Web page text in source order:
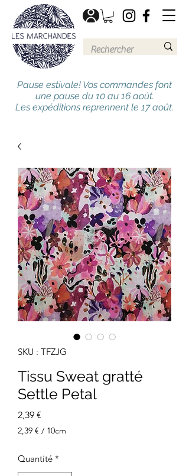
Pause estivale! Vos commandes font
une pause du 10 au 16 août.
Les expéditions reprennent le 17 août.
SKU : TFZJG
Tissu Sweat gratté
Settle Petal
2,39 €
2,39 € / 10cm
10
Quantité *